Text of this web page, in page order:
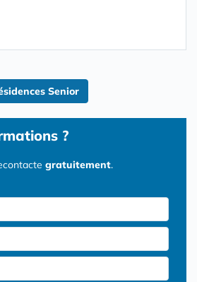
Senior
?
gratuitement.